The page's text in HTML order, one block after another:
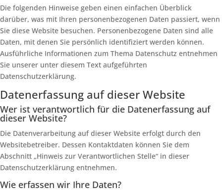
Die folgenden Hinweise geben einen einfachen Überblick
darüber, was mit Ihren personenbezogenen Daten passiert, wenn
Sie diese Website besuchen. Personenbezogene Daten sind alle
Daten, mit denen Sie persönlich identifiziert werden können.
Ausführliche Informationen zum Thema Datenschutz entnehmen
Sie unserer unter diesem Text aufgeführten
Datenschutzerklärung.
Datenerfassung auf dieser Website
Wer ist verantwortlich für die Datenerfassung auf
dieser Website?
Die Datenverarbeitung auf dieser Website erfolgt durch den
Websitebetreiber. Dessen Kontaktdaten können Sie dem
Abschnitt „Hinweis zur Verantwortlichen Stelle“ in dieser
Datenschutzerklärung entnehmen.
Wie erfassen wir Ihre Daten?